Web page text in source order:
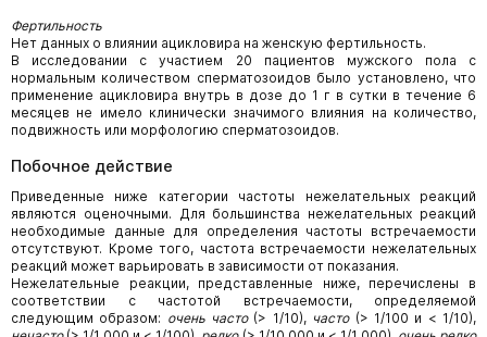
Фертильность
Нет данных о влиянии ацикловира на женскую фертильность.
В исследовании с участием 20 пациентов мужского пола с
нормальным количеством сперматозоидов было установлено, что
применение ацикловира внутрь в дозе до 1 г в сутки в течение 6
месяцев не имело клинически значимого влияния на количество,
подвижность или морфологию сперматозоидов.
Побочное действие
Приведенные ниже категории частоты нежелательных реакций
являются оценочными. Для большинства нежелательных реакций
необходимые данные для определения частоты встречаемости
отсутствуют. Кроме того, частота встречаемости нежелательных
реакций может варьировать в зависимости от показания.
Нежелательные реакции, представленные ниже, перечислены в
соответствии с частотой встречаемости, определяемой
следующим образом: очень часто(> 1/10), часто(> 1/100 и < 1/10),